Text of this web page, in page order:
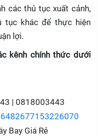
các thủ tục xuất cảnh,
tục khác để thực hiện
lợi.
kênh chính thức dưới
| 0818003443
Bay Giá Rẻ